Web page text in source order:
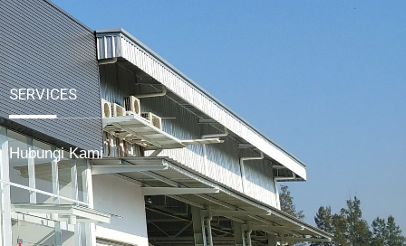
SERVICES
Hubungi Kami